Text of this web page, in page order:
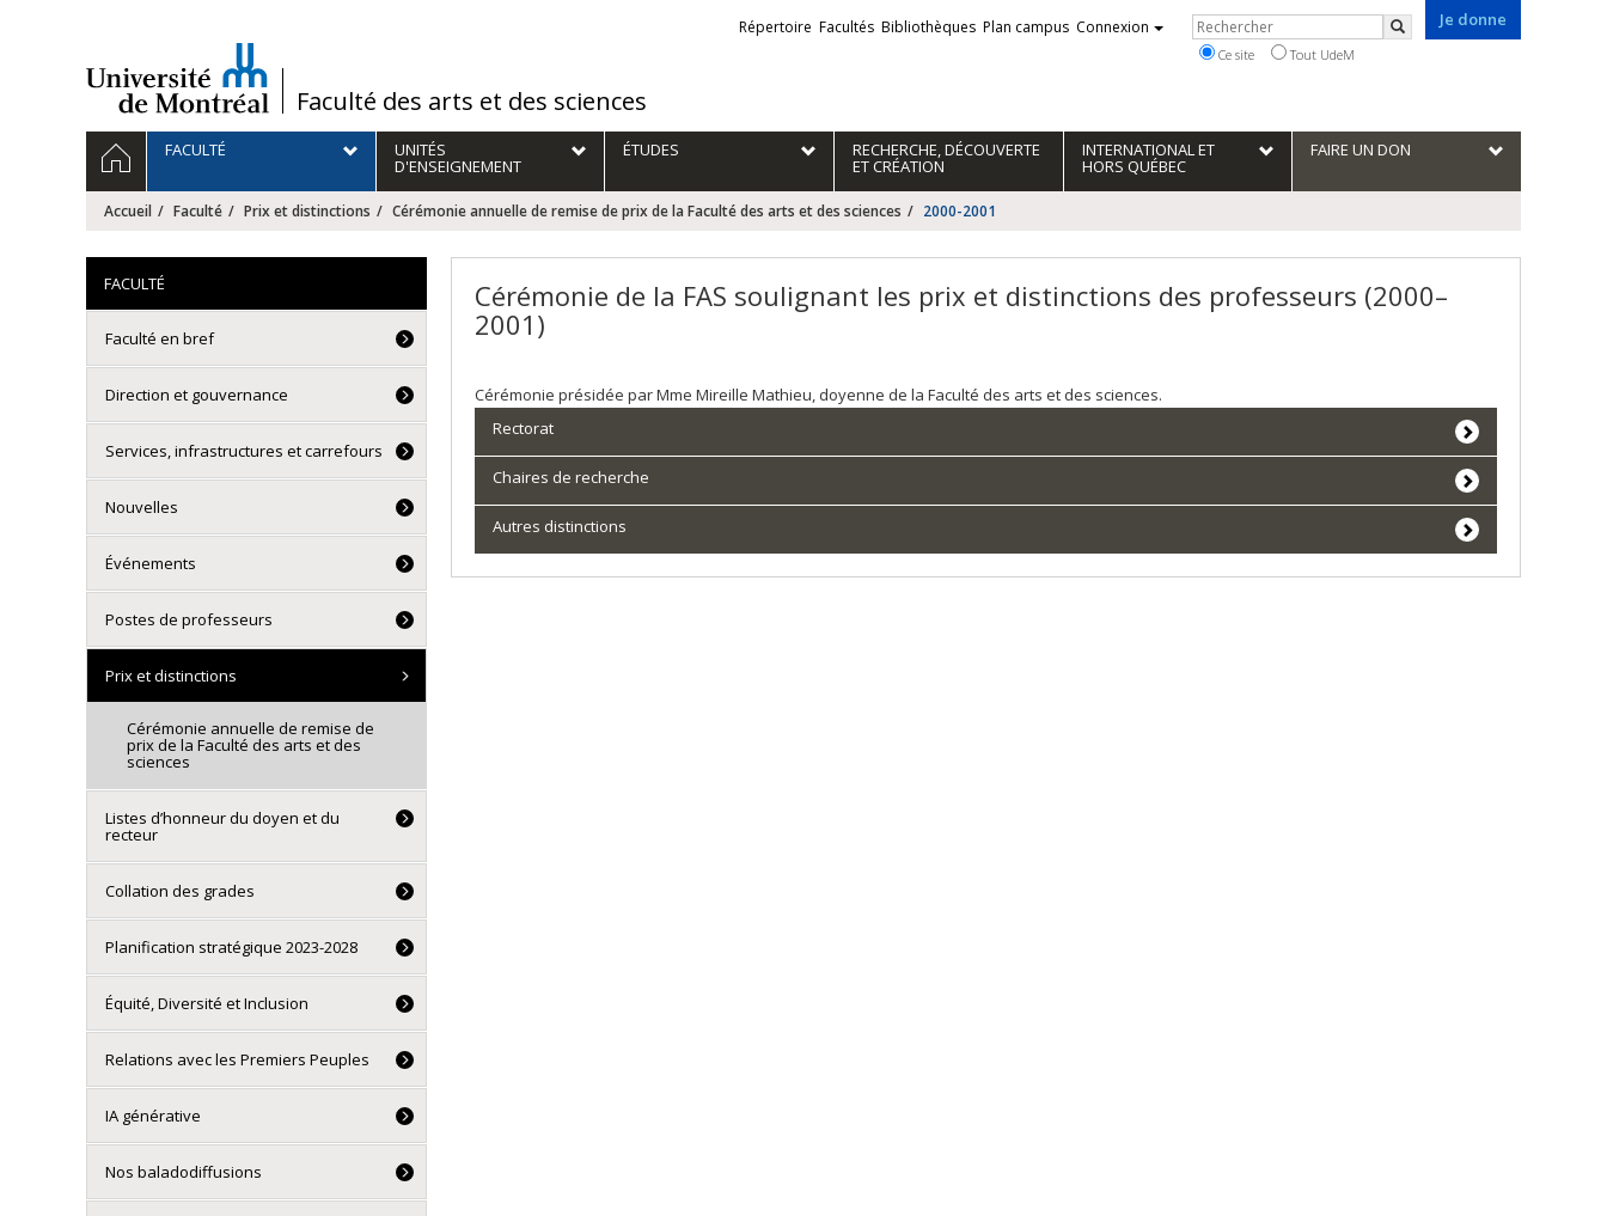
/Faculté des arts et des sciences
Je donne
Liens
externes
Répertoire Facultés Bibliothèques Plan campus Connexion Rechercher
Rechercher
Ce site Tout UdeM
Navigation
principale
ACCUEILFACULTÉ UNITÉS
D'ENSEIGNEMENT
ÉTUDES RECHERCHE, DÉCOUVERTE
ET CRÉATION
INTERNATIONAL ET
HORS QUÉBEC
FAIRE UN DON
Accueil Faculté Prix et distinctions Cérémonie annuelle de remise de prix de la Faculté des arts et des sciences 2000-2001
Cérémonie de la FAS soulignant les prix et distinctions des professeurs (2000–
2001)
Cérémonie présidée par Mme Mireille Mathieu, doyenne de la Faculté des arts et des sciences.
Rectorat
Chaires de recherche
Autres distinctions
FACULTÉ
Faculté en bref
Direction et gouvernance
Services, infrastructures et carrefours
Nouvelles
Événements
Postes de professeurs
Prix et distinctions
Cérémonie annuelle de remise de
prix de la Faculté des arts et des
sciences
Listes d’honneur du doyen et du
recteur
Collation des grades
Planification stratégique 2023-2028
Équité, Diversité et Inclusion
Relations avec les Premiers Peuples
IA générative
Nos baladodiffusions